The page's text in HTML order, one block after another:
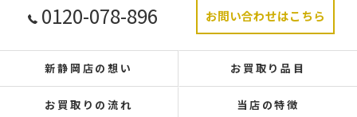
0120-078-896 お問い合わせはこちら
新静岡店の想い お買取り品目
お買取りの流れ 当店の特徴